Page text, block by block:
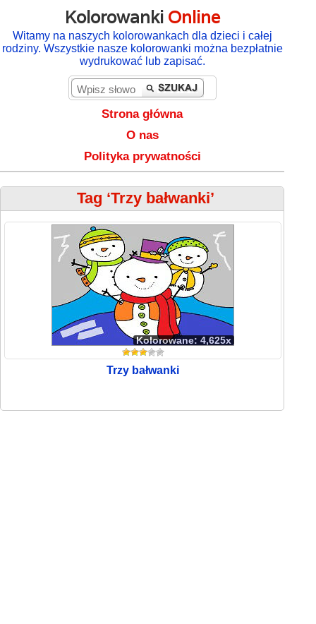
Kolorowanki Online
Witamy na naszych kolorowankach dla dzieci i całej
rodziny. Wszystkie nasze kolorowanki można bezpłatnie
wydrukować lub zapisać.
Strona główna
O nas
Polityka prywatności
Tag ‘Trzy bałwanki’
Kolorowane: 4,625x
Trzy bałwanki